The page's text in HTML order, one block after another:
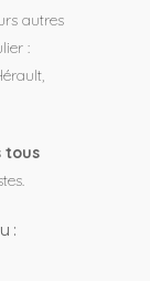
autres
:
tous
: